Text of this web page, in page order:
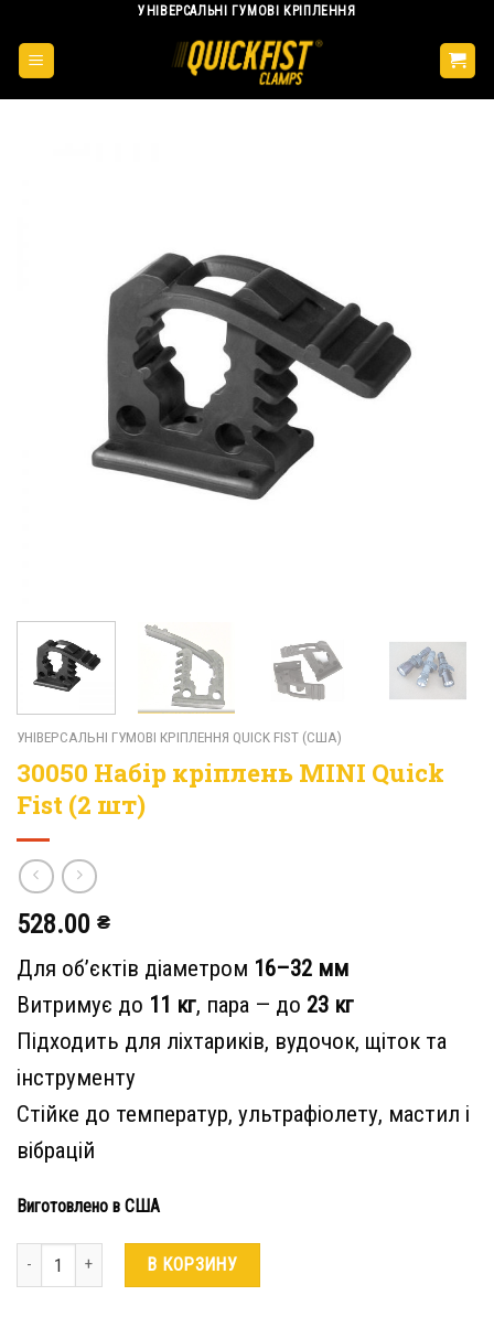
content
УНІВЕРСАЛЬНІ ГУМОВІ КРІПЛЕННЯ
УНІВЕРСАЛЬНІ ГУМОВІ КРІПЛЕННЯ QUICK FIST (США)
30050 Набір кріплень MINI Quick
Fist (2 шт)
528.00 ₴
Для об’єктів діаметром 16–32 мм
Витримує до 11 кг, пара — до 23 кг
Підходить для ліхтариків, вудочок, щіток та
інструменту
Стійке до температур, ультрафіолету, мастил і
вібрацій
Виготовлено в США
Количество В КОРЗИНУ